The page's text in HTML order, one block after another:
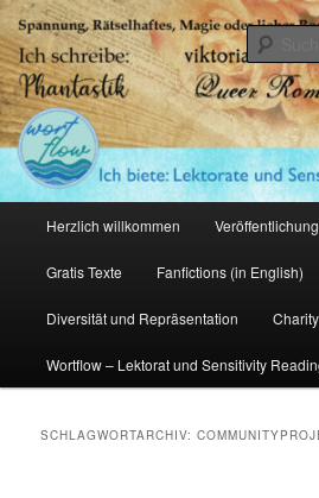
Zum
primären
Inhalt
springen
Zum
sekundären
Inhalt
springenAmalia Zeichnerin
Herzlich willkommen
Gratis Texte Fanfictions (in English)
Diversität und Repräsentation Charity
Wortflow – Lektorat und Sensitivity
SCHLAGWORTARCHIV: